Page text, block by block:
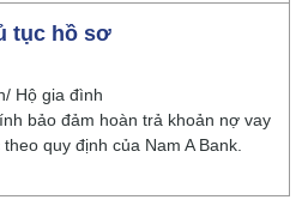
tục hồ sơ
Hộ gia đình
bảo đảm hoàn trả khoản nợ vay
quy định của Nam A Bank.